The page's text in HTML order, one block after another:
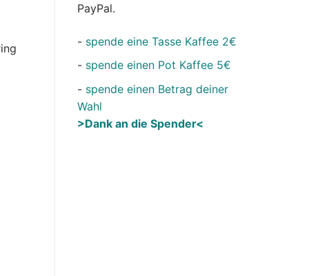
PayPal.
- spende eine Tasse Kaffee 2€
- spende einen Pot Kaffee 5€
- spende einen Betrag deiner
Wahl
>Dank an die Spender<